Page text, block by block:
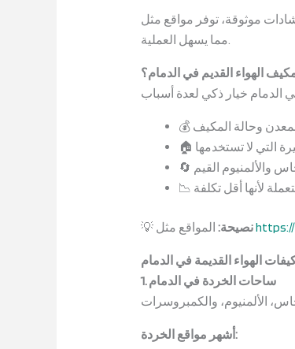
موثوقة، توفر مواقع مثل
مما يسهل العملية.
مكيف الهواء القديم في الدمام؟
💰
🏠
🔄
📉
💡 نصيحة: المواقع مثل
الهواء القديمة في الدمام
1. ساحات الخردة في الدمام
أشهر مواقع الخردة: